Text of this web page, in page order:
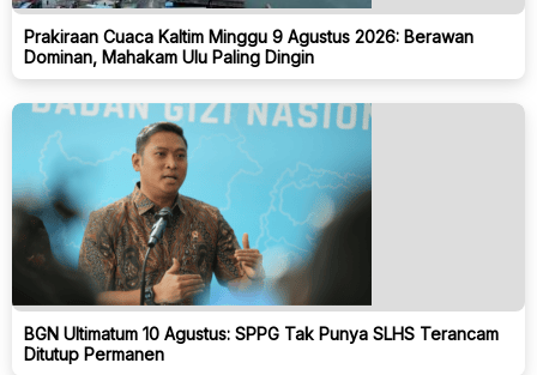
Prakiraan Cuaca Kaltim Minggu 9 Agustus 2026: Berawan
Dominan, Mahakam Ulu Paling Dingin
BGN Ultimatum 10 Agustus: SPPG Tak Punya SLHS Terancam
Ditutup Permanen